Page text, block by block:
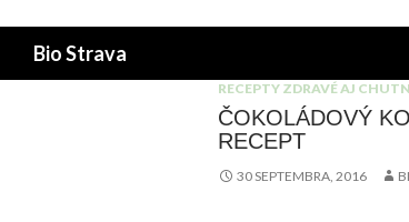
Bio Strava
RECEPTY ZDRAVÉ AJ
ČOKOLÁDOVÝ
RECEPT
30 SEPTEMBRA, 2016